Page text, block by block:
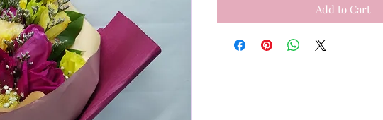
Add to Cart